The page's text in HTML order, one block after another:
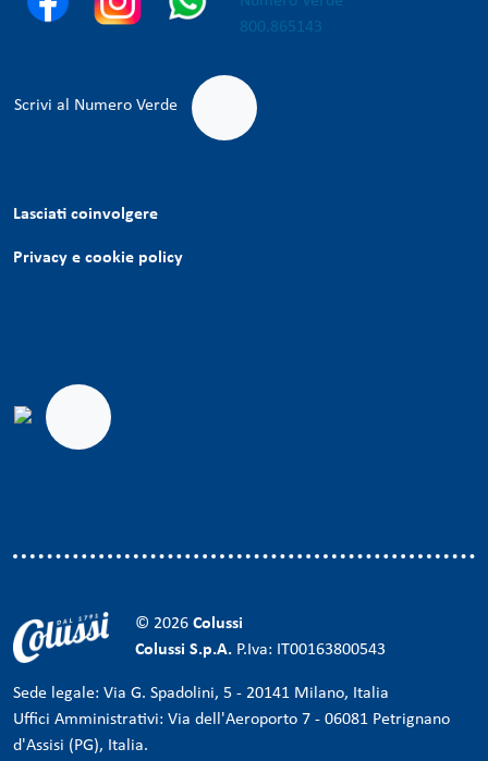
Scrivi al Numero Verde
Lasciati coinvolgere
Privacy e cookie policy
© 2026 Colussi
Colussi S.p.A. P.Iva: IT00163800543
Sede legale: Via G. Spadolini, 5 - 20141 Milano, Italia
Uffici Amministrativi: Via dell'Aeroporto 7 - 06081 Petrignano
d'Assisi (PG), Italia.